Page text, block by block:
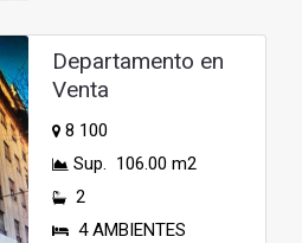
Departamento en
Venta
8 100
Sup. 106.00 m2
2
4 AMBIENTES